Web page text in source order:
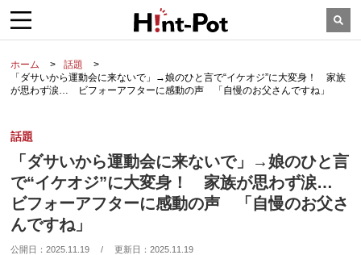
ホーム
話題
「ダサいから運動会に来ないで」→娘のひと言で“イケオジ”に大変身！ 家族
が思わず涙… ビフォーアフターに感動の声 「自慢のお父さんですね」
話題
「ダサいから運動会に来ないで」→娘のひと言
で“イケオジ”に大変身！ 家族が思わず涙…
ビフォーアフターに感動の声 「自慢のお父さ
んですね」
公開日：2025.11.19 / 更新日：2025.11.19